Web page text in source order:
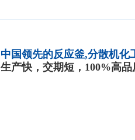
中国领先的反应釜,分散机化
生产快，交期短，100%高品